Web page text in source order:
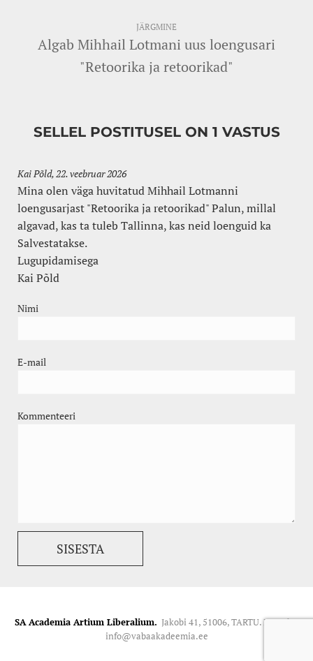
JÄRGMINE
Algab Mihhail Lotmani uus loengusari
"Retoorika ja retoorikad"
SELLEL POSTITUSEL ON 1 VASTUS
Kai Põld, 22. veebruar 2026
Mina olen väga huvitatud Mihhail Lotmanni
loengusarjast "Retoorika ja retoorikad" Palun, millal
algavad, kas ta tuleb Tallinna, kas neid loenguid ka
Salvestatakse.
Lugupidamisega
Kai Põld
Nimi
E-mail
Kommenteeri
SA Academia Artium Liberalium. Jakobi 41, 51006, TARTU. Kontakt:
info@vabaakadeemia.ee